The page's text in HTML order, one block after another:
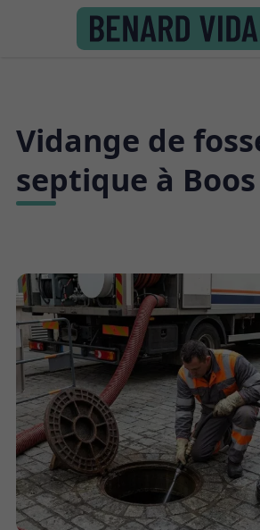
Vidange de
septique à Boos